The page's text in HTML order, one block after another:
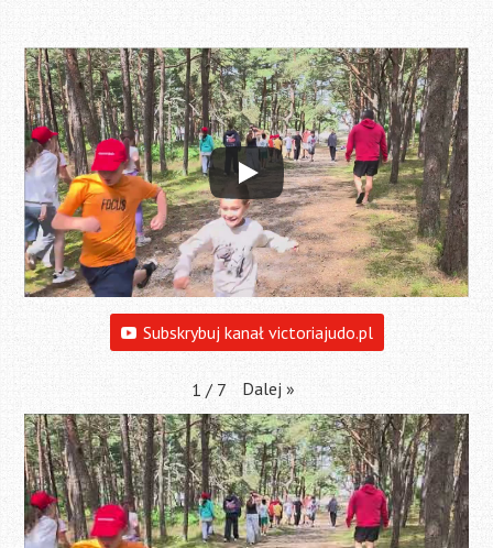
Subskrybuj kanał victoriajudo.pl
1 / 7 Dalej »